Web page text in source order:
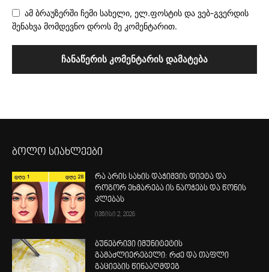
ამ ბრაუზერში ჩემი სახელი, ელ.ფოსტის და ვებ-გვერდის
შენახვა მომდევნო დროს მე კომენტარით.
ბოლო სიახლეები
რა არის სახის დაჭიმვის დიეტა და
როგორ ეხმარება ის ნაოჭებს და წონის
კლებას
ივნისი 2, 2026
ბუნებრივი იმუნიტეტის
გამაძლიერებელი: რძე და თაფლი
გაციების წინააღმდეგ